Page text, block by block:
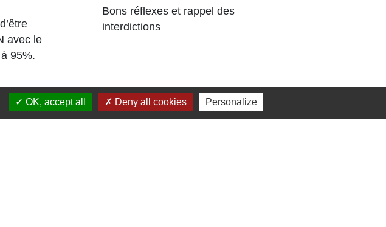
avec le
95%.
Bons réflexes et rappel des
interdictions
OK, accept all Deny all cookies Personalize